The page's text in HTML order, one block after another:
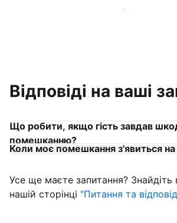
Приєднуйтеся до господарів,
Відповіді на ваші
Що робити, якщо гість завдав
помешканню?
Коли моє помешкання з'явиться на
Усе ще маєте запитання? Знайдіть
нашій сторінці "Питання та